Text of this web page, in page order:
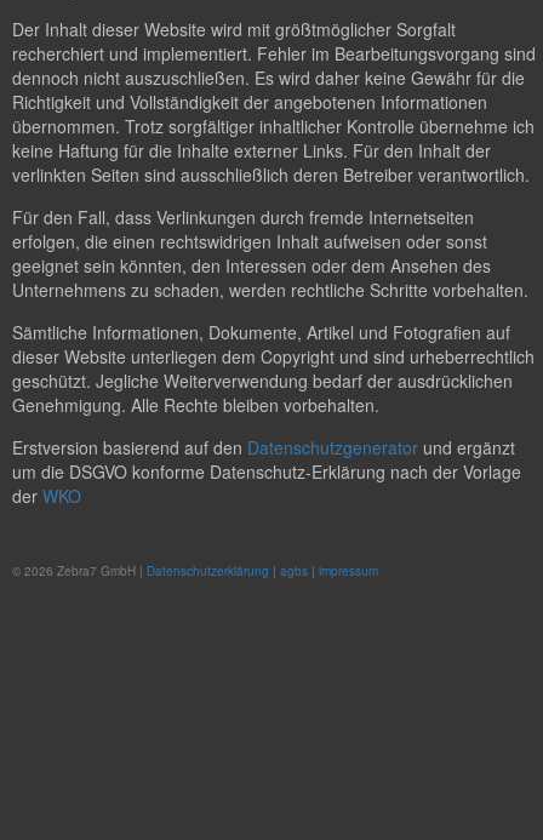
Der Inhalt dieser Website wird mit größtmöglicher Sorgfalt
recherchiert und implementiert. Fehler im Bearbeitungsvorgang sind
dennoch nicht auszuschließen. Es wird daher keine Gewähr für die
Richtigkeit und Vollständigkeit der angebotenen Informationen
übernommen. Trotz sorgfältiger inhaltlicher Kontrolle übernehme ich
keine Haftung für die Inhalte externer Links. Für den Inhalt der
verlinkten Seiten sind ausschließlich deren Betreiber verantwortlich.
Für den Fall, dass Verlinkungen durch fremde Internetseiten
erfolgen, die einen rechtswidrigen Inhalt aufweisen oder sonst
geeignet sein könnten, den Interessen oder dem Ansehen des
Unternehmens zu schaden, werden rechtliche Schritte vorbehalten.
Sämtliche Informationen, Dokumente, Artikel und Fotografien auf
dieser Website unterliegen dem Copyright und sind urheberrechtlich
geschützt. Jegliche Weiterverwendung bedarf der ausdrücklichen
Genehmigung. Alle Rechte bleiben vorbehalten.
Erstversion basierend auf den Datenschutzgenerator und ergänzt
um die DSGVO konforme Datenschutz-Erklärung nach der Vorlage
der WKO
© 2026 Zebra7 GmbH | Datenschutzerklärung | agbs | impressum